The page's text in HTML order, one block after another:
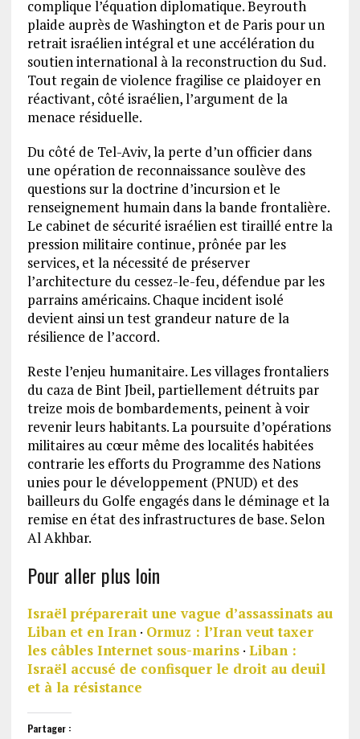
complique l’équation diplomatique. Beyrouth
plaide auprès de Washington et de Paris pour un
retrait israélien intégral et une accélération du
soutien international à la reconstruction du Sud.
Tout regain de violence fragilise ce plaidoyer en
réactivant, côté israélien, l’argument de la
menace résiduelle.
Du côté de Tel-Aviv, la perte d’un officier dans
une opération de reconnaissance soulève des
questions sur la doctrine d’incursion et le
renseignement humain dans la bande frontalière.
Le cabinet de sécurité israélien est tiraillé entre la
pression militaire continue, prônée par les
services, et la nécessité de préserver
l’architecture du cessez-le-feu, défendue par les
parrains américains. Chaque incident isolé
devient ainsi un test grandeur nature de la
résilience de l’accord.
Reste l’enjeu humanitaire. Les villages frontaliers
du caza de Bint Jbeil, partiellement détruits par
treize mois de bombardements, peinent à voir
revenir leurs habitants. La poursuite d’opérations
militaires au cœur même des localités habitées
contrarie les efforts du Programme des Nations
unies pour le développement (PNUD) et des
bailleurs du Golfe engagés dans le déminage et la
remise en état des infrastructures de base. Selon
Al Akhbar.
Pour aller plus loin
Israël préparerait une vague d’assassinats au
Liban et en Iran· Ormuz : l’Iran veut taxer
les câbles Internet sous-marins· Liban :
Israël accusé de confisquer le droit au deuil
et à la résistance
Partager :